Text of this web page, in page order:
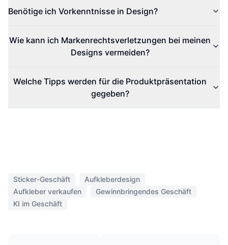
Benötige ich Vorkenntnisse in Design?
Wie kann ich Markenrechtsverletzungen bei meinen
Designs vermeiden?
Welche Tipps werden für die Produktpräsentation
gegeben?
Sticker-Geschäft
Aufkleberdesign
Aufkleber verkaufen
Gewinnbringendes Geschäft
KI im Geschäft